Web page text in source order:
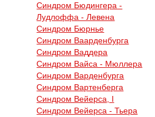
Синдром Бюдингера -
Лудлоффа - Левена
Синдром Бюрнье
Синдром Ваарденбурга
Синдром Ваддера
Синдром Вайса - Мюллера
Синдром Варденбурга
Синдром Вартенберга
Синдром Вейерса, I
Синдром Вейерса - Тьера